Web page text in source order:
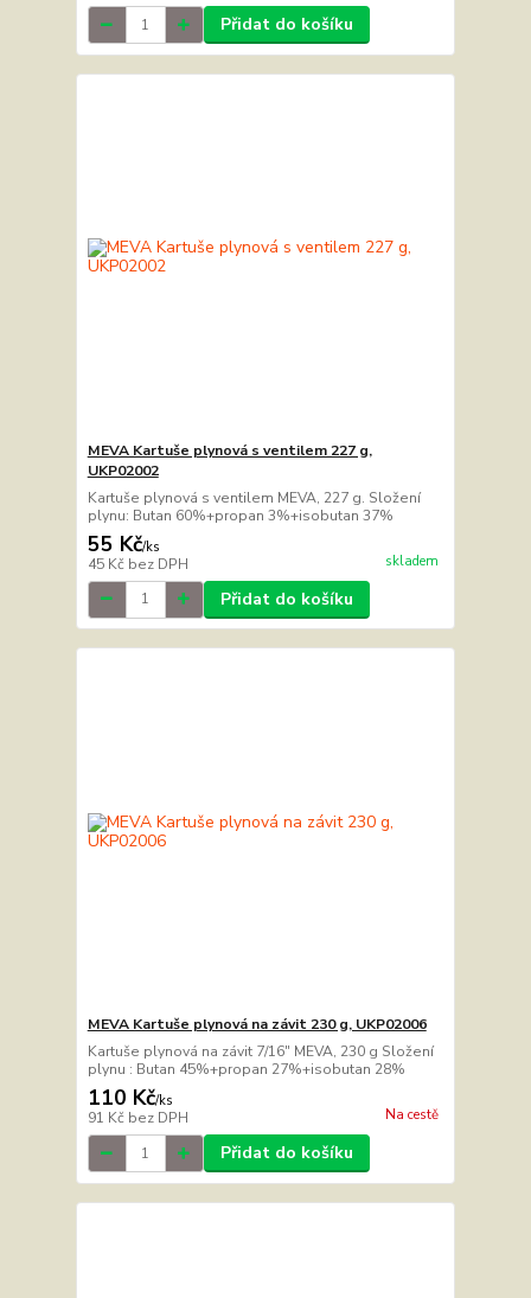
Přidat do košíku
MEVA Kartuše plynová s ventilem 227 g,
UKP02002
Kartuše plynová s ventilem MEVA, 227 g. Složení
plynu: Butan 60%+propan 3%+isobutan 37%
55 Kč/ks
45 Kč bez DPH skladem
Přidat do košíku
MEVA Kartuše plynová na závit 230 g, UKP02006
Kartuše plynová na závit 7/16" MEVA, 230 g Složení
plynu : Butan 45%+propan 27%+isobutan 28%
110 Kč/ks
91 Kč bez DPH Na cestě
Přidat do košíku